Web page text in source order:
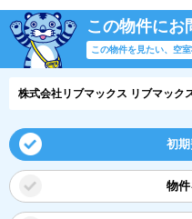
この物件にお
この物件を見たい、空
株式会社リブマックス リブマック
初
物